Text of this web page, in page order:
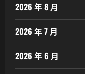
2026 年 8 月
2026 年 7 月
2026 年 6 月